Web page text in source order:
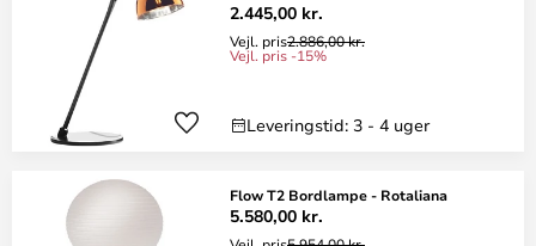
2.445,00 kr.
Vejl. pris2.886,00 kr.
Vejl. pris -15%
Leveringstid: 3 - 4 uger
Flow T2 Bordlampe - Rotaliana
5.580,00 kr.